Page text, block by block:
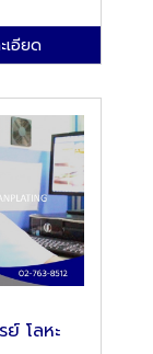
เอียด
ย์ โลหะ